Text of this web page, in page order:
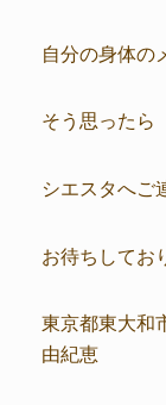
自分の身体の
そう思ったら
シエスタへご
お待ちしてお
東京都東大和
由紀恵